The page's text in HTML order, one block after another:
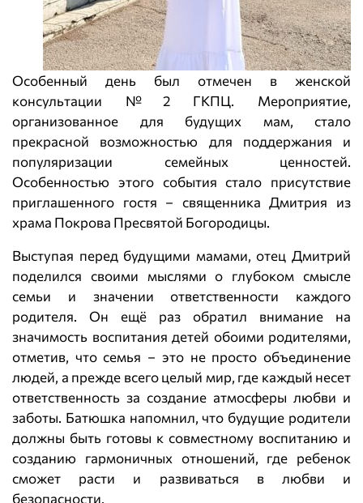
Особенный день был отмечен в женской
консультации №2 ГКПЦ. Мероприятие,
организованное для будущих мам, стало
прекрасной возможностью для поддержания и
популяризации семейных ценностей.
Особенностью этого события стало присутствие
приглашенного гостя – священника Дмитрия из
храма Покрова Пресвятой Богородицы.
Выступая перед будущими мамами, отец Дмитрий
поделился своими мыслями о глубоком смысле
семьи и значении ответственности каждого
родителя. Он ещё раз обратил внимание на
значимость воспитания детей обоими родителями,
отметив, что семья – это не просто объединение
людей, а прежде всего целый мир, где каждый несет
ответственность за создание атмосферы любви и
заботы. Батюшка напомнил, что будущие родители
должны быть готовы к совместному воспитанию и
созданию гармоничных отношений, где ребенок
сможет расти и развиваться в любви и
безопасности.